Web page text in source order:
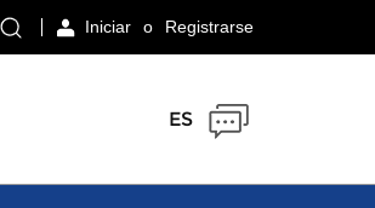
Iniciar o Registrarse
ES